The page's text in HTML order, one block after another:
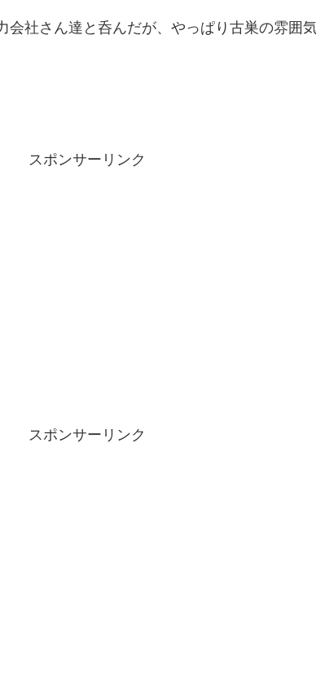
会社さん達と呑んだが、やっぱり古巣の雰囲
スポンサーリンク
スポンサーリンク